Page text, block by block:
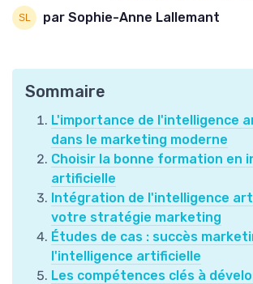
par Sophie-Anne Lallemant
Sommaire
L'importance de l'intelligence
dans le marketing moderne
Choisir la bonne formation en
artificielle
Intégration de l'intelligence
votre stratégie marketing
Études de cas : succès
l'intelligence artificielle
Les compétences clés à